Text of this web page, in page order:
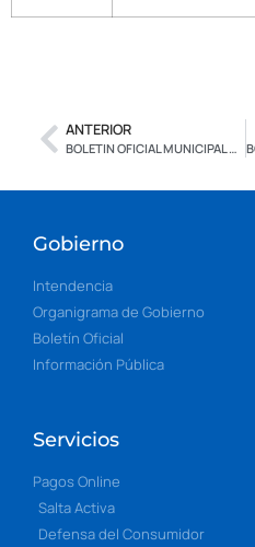
ANTERIOR
BOLETIN OFICIAL MUNICIPAL N° 2.628 – CON FIRMA DIGITAL
Gobierno
Intendencia
Organigrama de Gobierno
Boletín Oficial
Información Pública
Servicios
Pagos Online
Salta Activa
Defensa del Consumidor